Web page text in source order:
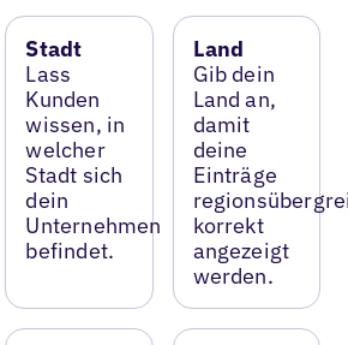
Stadt
Lass
Kunden
wissen, in
welcher
Stadt sich
dein
Unternehmen
befindet.
Land
Gib dein
Land an,
damit
deine
Einträge
korrekt
angezeigt
werden.